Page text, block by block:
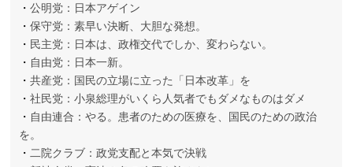
公明党：日本アゲイン
保守党：素早い決断、大胆な発想。
民主党：日本は、政権交代でしか、変わらない。
自由党：日本一新。
共産党：国民の立場に立った「日本改革」を
社民党：小泉総理がいくら人気者でもダメなものはダメ
自由連合：やる。患者のための医療を、国民のための政治
を。
二院クラブ：政党支配と本気で決戦